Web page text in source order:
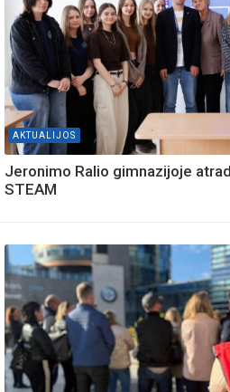
AKTUALIJOS
Jeronimo Ralio gimnazijoje
STEAM